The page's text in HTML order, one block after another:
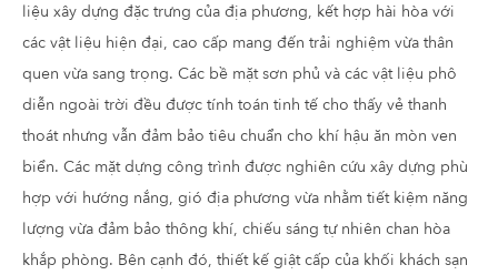
liệu xây dựng đặc trưng của địa phương, kết hợp hài hòa với
các vật liệu hiện đại, cao cấp mang đến trải nghiệm vừa thân
quen vừa sang trọng. Các bề mặt sơn phủ và các vật liệu phô
diễn ngoài trời đều được tính toán tinh tế cho thấy vẻ thanh
thoát nhưng vẫn đảm bảo tiêu chuẩn cho khí hậu ăn mòn ven
biển. Các mặt dựng công trình được nghiên cứu xây dựng phù
hợp với hướng nắng, gió địa phương vừa nhằm tiết kiệm năng
lượng vừa đảm bảo thông khí, chiếu sáng tự nhiên chan hòa
khắp phòng. Bên cạnh đó, thiết kế giật cấp của khối khách sạn